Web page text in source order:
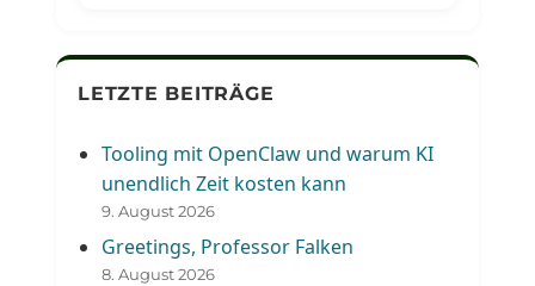
LETZTE BEITRÄGE
Tooling mit OpenClaw und warum KI
unendlich Zeit kosten kann
9. August 2026
Greetings, Professor Falken
8. August 2026